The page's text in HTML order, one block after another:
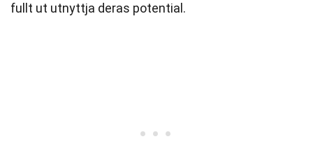
fullt ut utnyttja deras potential.